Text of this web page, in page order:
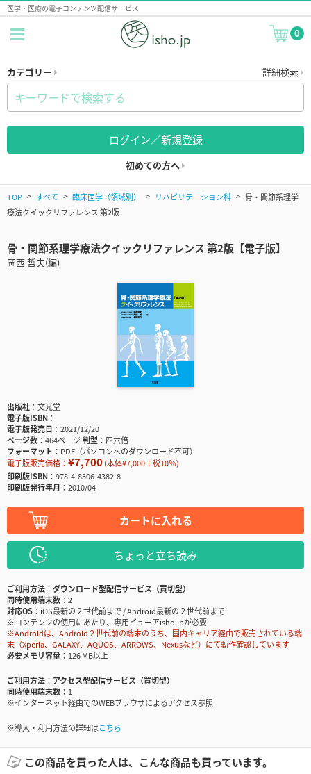
医学・医療の電子コンテンツ配信サービス
0
カテゴリー 詳細検索
ログイン／新規登録
初めての方へ
TOP すべて 臨床医学（領域別） リハビリテーション科
骨・関節系理学
療法クイックリファレンス 第2版
骨・関節系理学療法クイックリファレンス 第2版【電子版】
岡西 哲夫(編)
出版社
文光堂
電子版ISBN
電子版発売日
2021/12/20
ページ数
464ページ判型
四六倍
フォーマット
PDF（パソコンへのダウンロード不可）
電子版販売価格： ¥7,700(本体¥7,000＋税10％)
印刷版ISBN
978-4-8306-4382-8
印刷版発行年月
2010/04
カートに入れる
ちょっと立ち読み
ご利用方法
ダウンロード型配信サービス（買切型）
同時使用端末数
2
対応OS
iOS最新の２世代前まで / Android最新の２世代前まで
※コンテンツの使用にあたり、専用ビューアisho.jpが必要
※Androidは、Android２世代前の端末のうち、国内キャリア経由で販売されている端
末（Xperia、GALAXY、AQUOS、ARROWS、Nexusなど）にて動作確認しています
必要メモリ容量
126 MB以上
ご利用方法
アクセス型配信サービス（買切型）
同時使用端末数
1
※インターネット経由でのWEBブラウザによるアクセス参照
※導入・利用方法の詳細はこちら
この商品を買った人は、こんな商品も買っています。